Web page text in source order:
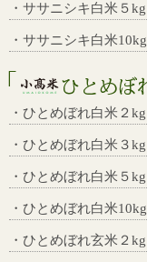
・ササニシキ白米５kg
・ササニシキ白米10kg
・ひとめぼれ白米２kg
・ひとめぼれ白米３kg
・ひとめぼれ白米５kg
・ひとめぼれ白米10kg
・ひとめぼれ玄米２kg